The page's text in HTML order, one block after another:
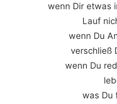
wenn Dir etwas
Lauf
wenn Du
verschließ
wenn Du
was Du